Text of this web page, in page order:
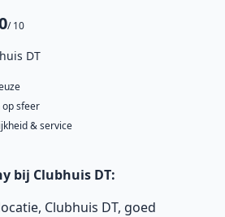
/ 10
DT
sfeer
& service
bij Clubhuis DT:
Clubhuis DT, goed